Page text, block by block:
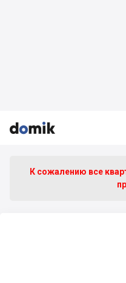



К сожалению все